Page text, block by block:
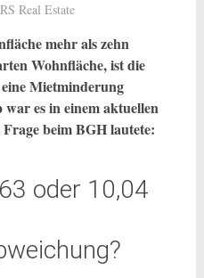
Real Estate
mehr als zehn
Wohnfläche, ist die
Mietminderung
es in einem aktuellen
beim BGH lautete:
oder 10,04